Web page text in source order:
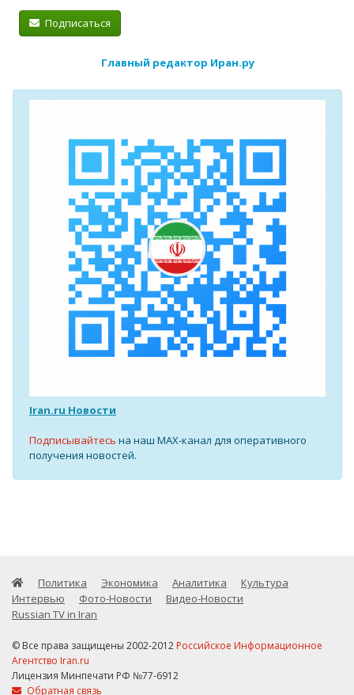
Подписаться
Главный редактор Иран.ру
Iran.ru Новости
Подписывайтесь на наш MAX-канал для оперативного
получения новостей.
Политика Экономика Аналитика
Культура
Интервью
Фото-Новости
Видео-Новости
Russian TV in Iran
© Все права защищены 2002-2012 Российское Информационное
Агентство Iran.ru
Лицензия Минпечати РФ №77-6912
Обратная связь